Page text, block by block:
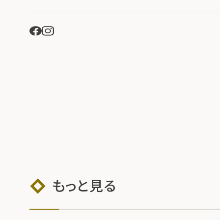
もっと見る